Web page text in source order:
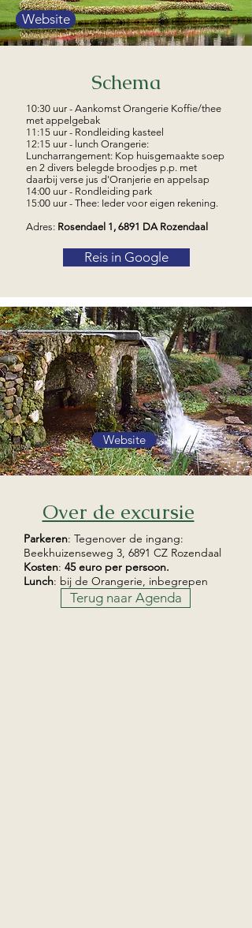
Website
Schema
10:30 uur - Aankomst Orangerie Koffie/thee
met appelgebak
11:15 uur - Rondleiding kasteel
12:15 uur - lunch Orangerie:
Luncharrangement: Kop huisgemaakte soep
en 2 divers belegde broodjes p.p. met
daarbij verse jus d'Oranjerie en appelsap
14:00 uur - Rondleiding park
15:00 uur - Thee: Ieder voor eigen rekening.
Adres: Rosendael 1, 6891 DA Rozendaal
Reis in Google
Website
Over de excursie
Parkeren: Tegenover de ingang:
Beekhuizenseweg 3, 6891 CZ Rozendaal
Kosten: 45 euro per persoon.
Lunch: bij de Orangerie, inbegrepen
Terug naar Agenda